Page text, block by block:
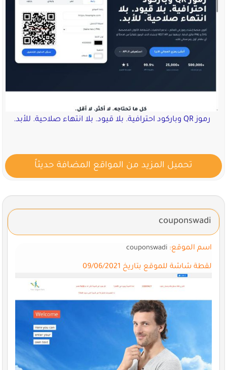
رموز QR وباركود احترافية. بلا قيود. بلا انتهاء صلاحية. للأبد.
تحميل المزيد من المواقع المضافة حديثاً
couponswadi
اسم الموقع:couponswadi
لقطة شاشة للموقع بتاريخ 09/06/2021